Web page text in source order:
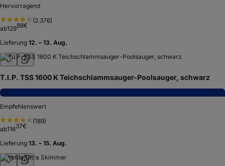
Hervorragend
(2.376)
ab12988€
Lieferung 12. – 13. Aug.
T.I.P. TSS 1600 K Teichschlammsauger-Poolsauger, schwarz
7,3
Empfehlenswert
(189)
ab11637€
Lieferung 13. – 15. Aug.